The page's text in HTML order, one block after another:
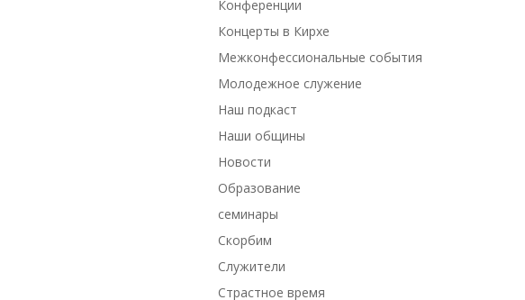
Конференции
Концерты в Кирхе
Межконфессиональные события
Молодежное служение
Наш подкаст
Наши общины
Новости
Образование
семинары
Скорбим
Служители
Страстное время